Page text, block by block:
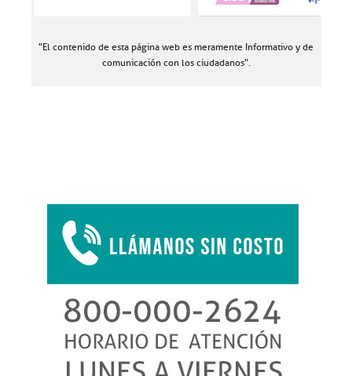
"El contenido de esta página web es meramente Informativo y de
comunicación con los ciudadanos".